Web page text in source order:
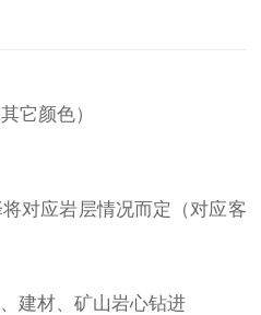
它颜色）
对应岩层情况而定（对应客
建材、矿山岩心钻进